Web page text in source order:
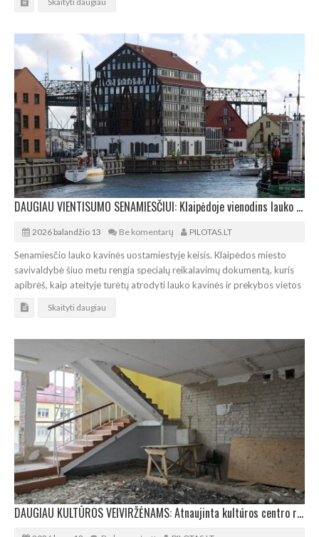
DAUGIAU VIENTISUMO SENAMIESČIUI: Klaipėdoje vienodins lauko kavines ir prekybos vietas
2026 balandžio 13 Be komentarų PILOTAS.LT
Senamiesčio lauko kavinės uostamiestyje keisis. Klaipėdos miesto
savivaldybė šiuo metu rengia specialų reikalavimų dokumentą, kuris
apibrėš, kaip ateityje turėtų atrodyti lauko kavinės ir prekybos vietos
Skaityti daugiau
DAUGIAU KULTŪROS VEIVIRŽĖNAMS: Atnaujinta kultūros centro rekonstrukcija